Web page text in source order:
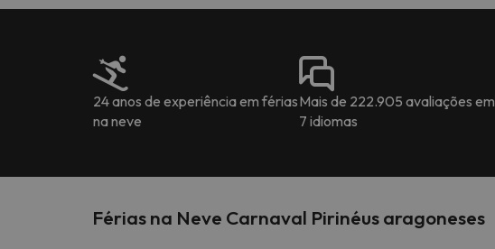
24 anos de experiência em férias
na neve
Mais de 222.905 avaliações em
7 idiomas
Férias na Neve Carnaval Pirinéus aragoneses